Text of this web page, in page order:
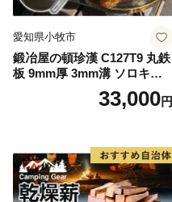
愛知県小牧市
鍛冶屋の頓珍漢 C127T9 丸鉄
板 9mm厚 3mm溝 ソロキャ
ンプ用 専用ハンドル付き ス
ノーピーク アルミパーソナ
33,000円